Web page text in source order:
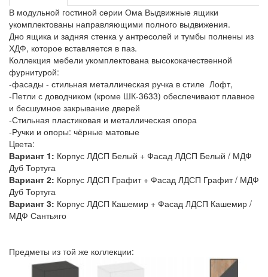
В модульной гостиной серии Ома Выдвижные ящики
укомплектованы направляющими полного выдвижения.
Дно ящика и задняя стенка у антресолей и тумбы полнены из
ХДФ, которое вставляется в паз.
Коллекция мебели укомплектована высококачественной
фурнитурой:
-фасады - стильная металлическая ручка в стиле Лофт,
-Петли с доводчиком (кроме ШК-3633) обеспечивают плавное
и бесшумное закрывание дверей
-Стильная пластиковая и металлическая опора
-Ручки и опоры: чёрные матовые
Цвета:
Вариант 1: Корпус ЛДСП Белый + Фасад ЛДСП Белый / МДФ
Дуб Тортуга
Вариант 2: Корпус ЛДСП Графит + Фасад ЛДСП Графит / МДФ
Дуб Тортуга
Вариант 3: Корпус ЛДСП Кашемир + Фасад ЛДСП Кашемир /
МДФ Сантьяго
Предметы из той же коллекции: